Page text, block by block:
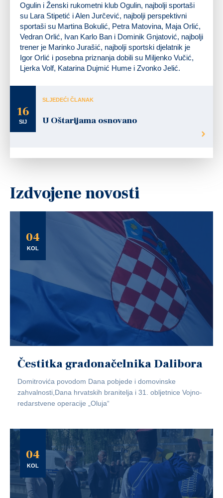
Ogulin i Ženski rukometni klub Ogulin, najbolji sportaši
su Lara Stipetić i Alen Jurčević, najbolji perspektivni
sportaši su Martina Bokulić, Petra Matovina, Maja Orlić,
Vedran Orlić, Ivan Karlo Ban i Dominik Gnjatović, najbolji
trener je Marinko Jurašić, najbolji sportski djelatnik je
Igor Orlić i posebna priznanja dobili su Miljenko Vučić,
Ljerka Volf, Katarina Dujmić Hume i Zvonko Jelić.
16
SIJ
SLJEDEĆI ČLANAK
U Oštarijama osnovano
Izdvojene novosti
04
KOL
Čestitka gradonačelnika Dalibora
Domitrovića povodom Dana pobjede i domovinske
zahvalnosti,Dana hrvatskih branitelja i 31. obljetnice Vojno-
redarstvene operacije „Oluja“
04
KOL